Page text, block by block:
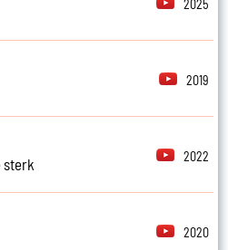
2025
2019
sterk
2022
2020